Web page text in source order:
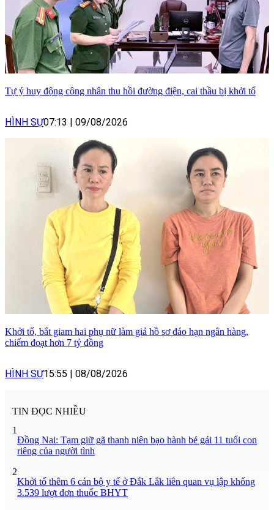
Tự ý huy động công nhân thu hồi đường điện, cai thầu bị khởi tố
HÌNH SỰ07:13 09/08/2026
Khởi tố, bắt giam hai phụ nữ làm giả hồ sơ đáo hạn ngân hàng,
chiếm đoạt hơn 7 tỷ đồng
HÌNH SỰ15:55 08/08/2026
TIN ĐỌC NHIỀU
1
Đồng Nai: Tạm giữ gã thanh niên bạo hành bé gái 11 tuổi con
riêng của người tình
2
Khởi tố thêm 6 cán bộ y tế ở Đắk Lắk liên quan vụ lập khống
3.539 lượt đơn thuốc BHYT